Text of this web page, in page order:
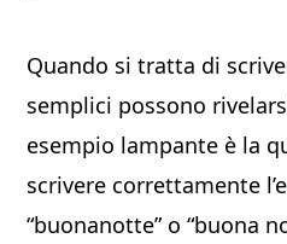
Quando si tratta di
semplici possono
esempio lampante è la
scrivere correttamente
“buonanotte” o “buona